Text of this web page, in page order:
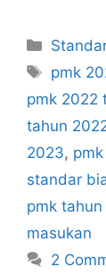
Tags
pmk
pmk 2022
tahun
2023,
standar
pmk
masukan
2